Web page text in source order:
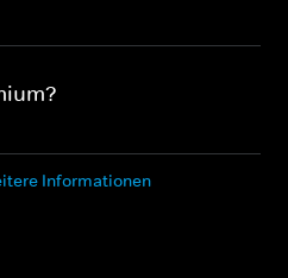
Informationen